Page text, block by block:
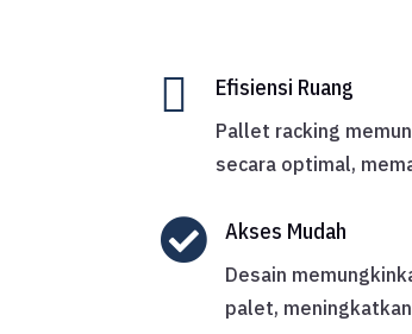
 Efisiensi Ruang
Pallet racking
secara optimal,
 Akses Mudah
Desain
palet,